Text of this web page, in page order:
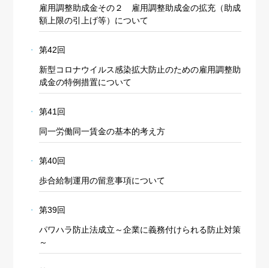
雇用調整助成金その２ 雇用調整助成金の拡充（助成
額上限の引上げ等）について
第42回
新型コロナウイルス感染拡大防止のための雇用調整助
成金の特例措置について
第41回
同一労働同一賃金の基本的考え方
第40回
歩合給制運用の留意事項について
第39回
パワハラ防止法成立～企業に義務付けられる防止対策
～